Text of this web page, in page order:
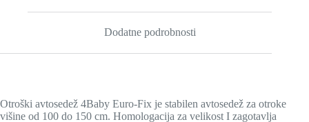
Dodatne podrobnosti
Otroški avtosedež 4Baby Euro-Fix je stabilen avtosedež za otroke
višine od 100 do 150 cm. Homologacija za velikost I zagotavlja